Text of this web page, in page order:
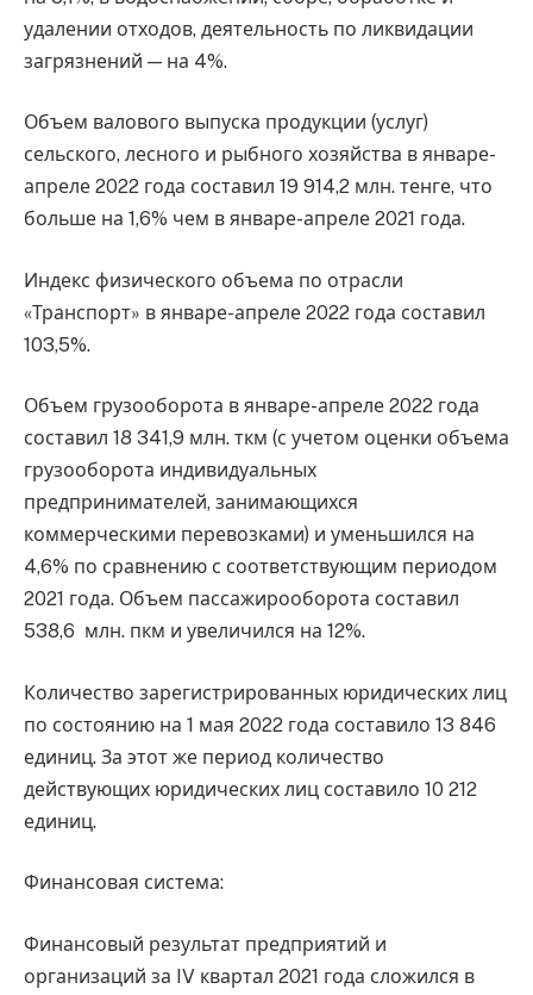
удалении отходов, деятельность по ликвидации
загрязнений — на 4%.
Объем валового выпуска продукции (услуг)
сельского, лесного и рыбного хозяйства в январе-
апреле 2022 года составил 19 914,2 млн. тенге, что
больше на 1,6% чем в январе-апреле 2021 года.
Индекс физического объема по отрасли
«Транспорт» в январе-апреле 2022 года составил
103,5%.
Объем грузооборота в январе-апреле 2022 года
составил 18 341,9 млн. ткм (с учетом оценки объема
грузооборота индивидуальных
предпринимателей, занимающихся
коммерческими перевозками) и уменьшился на
4,6% по сравнению с соответствующим периодом
2021 года. Объем пассажирооборота составил
538,6 млн. пкм и увеличился на 12%.
Количество зарегистрированных юридических лиц
по состоянию на 1 мая 2022 года составило 13 846
единиц. За этот же период количество
действующих юридических лиц составило 10 212
единиц.
Финансовая система:
Финансовый результат предприятий и
организаций за IV квартал 2021 года сложился в